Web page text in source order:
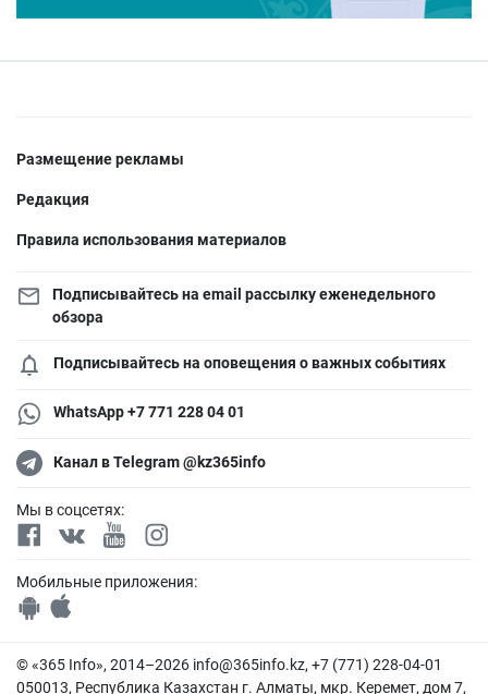
Размещение рекламы
Редакция
Правила использования материалов
Подписывайтесь на email рассылку еженедельного
обзора
Подписывайтесь на оповещения о важных событиях
WhatsApp +7 771 228 04 01
Канал в Telegram @kz365info
Мы в соцсетях:
Мобильные приложения:
© «365 Info», 2014–2026 info@365info.kz, +7 (771) 228-04-01
050013, Республика Казахстан г. Алматы, мкр. Керемет, дом 7,